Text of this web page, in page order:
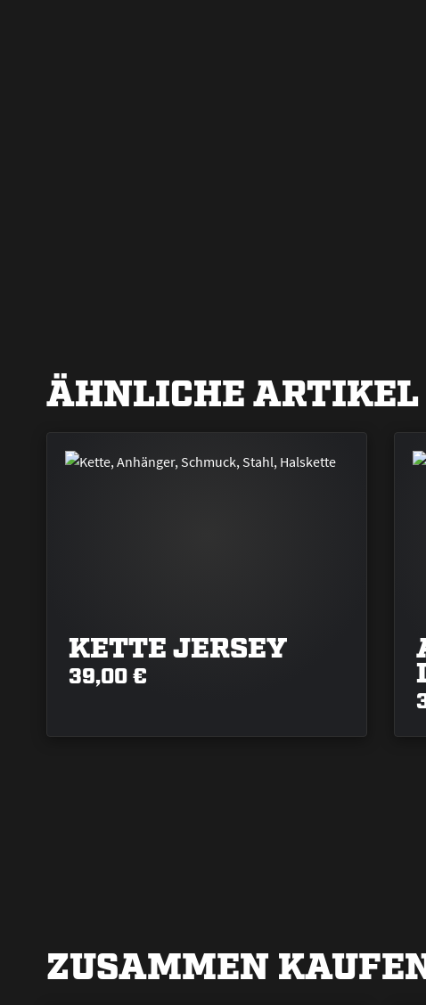
ÄHNLICHE ARTIKEL
KETTE JERSEY
39,00 €
ZUSAMMEN